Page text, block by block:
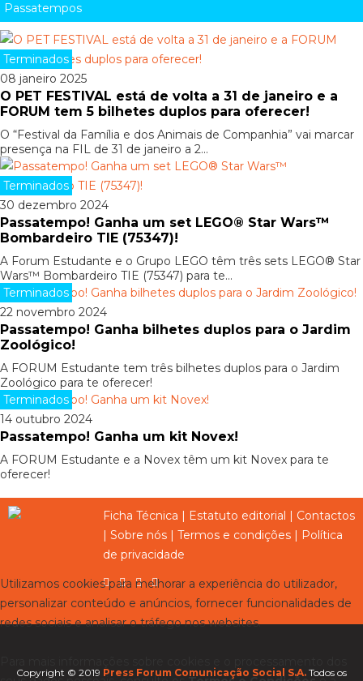
Passatempos
Terminados
08 janeiro 2025
O PET FESTIVAL está de volta a 31 de janeiro e a
FORUM tem 5 bilhetes duplos para oferecer!
O “Festival da Família e dos Animais de Companhia” vai marcar
presença na FIL de 31 de janeiro a 2...
Terminados
30 dezembro 2024
Passatempo! Ganha um set LEGO® Star Wars™
Bombardeiro TIE (75347)!
A Forum Estudante e o Grupo LEGO têm três sets LEGO® Star
Wars™ Bombardeiro TIE (75347) para te...
Terminados
22 novembro 2024
Passatempo! Ganha bilhetes duplos para o Jardim
Zoológico!
A FORUM Estudante tem três bilhetes duplos para o Jardim
Zoológico para te oferecer!
Terminados
14 outubro 2024
Passatempo! Ganha um kit Novex!
A FORUM Estudante e a Novex têm um kit Novex para te
oferecer!
Ficha Técnica | Estatuto editorial | Contactos
| Sobre nós | Termos e condições | Política
de privacidade
Copyright © 2019 Press Forum Comunicação Social S.A. Todos os
Utilizamos cookies para melhorar a experiência do utilizador,
personalizar conteúdo e anúncios, fornecer funcionalidades de
redes sociais e analisar o tráfego nos websites.